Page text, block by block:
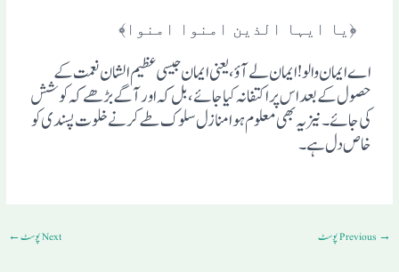
﴿یا ایہا الذین امنوا امنوا﴾
اے ایمان والو! ایمان لے آوٴ، یعنی ایمان جیسی عظیم الشان نعمت کے
حصول کے بعد اس پر اکتفا نہ کیا جائے، بل کہ اور آگے بڑھے کہ کوشش
کی جائے۔ نیز یہ بھی معلوم ہوا منازل سلوک طے کرنے خلوت پسندی کو
خاص دل ہے۔
→ Next پوسٹ ←